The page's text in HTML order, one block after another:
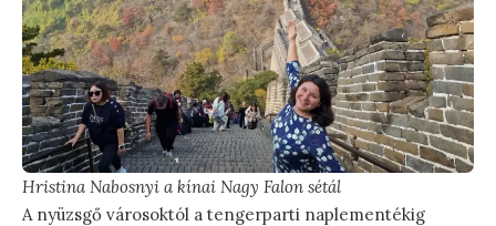
Hristina Nabosnyi a kínai Nagy Falon sétál
A nyüzsgő városoktól a tengerparti naplementékig